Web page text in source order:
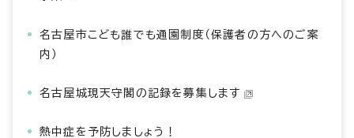
名古屋市こども誰でも通園制度（保護者の方へのご案
内）
名古屋城現天守閣の記録を募集します
熱中症を予防しましょう！